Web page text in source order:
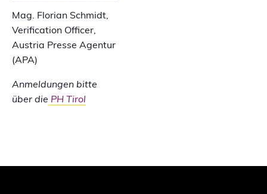
Mag. Florian Schmidt,
Verification Officer,
Austria Presse Agentur
(APA)
Anmeldungen bitte
über die PH Tirol